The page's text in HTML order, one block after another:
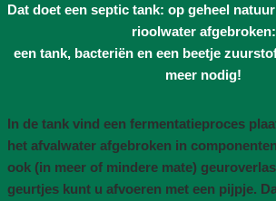
Dat doet een septic tank: op geheel
rioolwater afgebroken:
een tank, bacteriën en een beetje
meer nodig!
In de tank vind een fermentatieproces
het afvalwater afgebroken in
ook (in meer of mindere mate)
geurtjes kunt u afvoeren met een pijpje.